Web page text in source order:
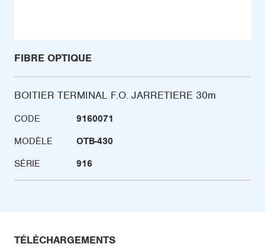
FIBRE OPTIQUE
BOITIER TERMINAL F.O. JARRETIERE 30m
CODE
9160071
MODÈLE
OTB-430
SÉRIE
916
TÉLÉCHARGEMENTS